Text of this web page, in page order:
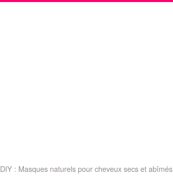
DIY : Masques naturels pour cheveux secs et abîmés